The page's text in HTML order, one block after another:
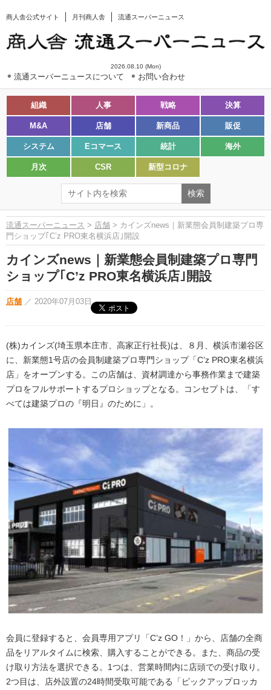
商人舎公式サイト 月刊商人舎 流通スーパーニュース
2026.08.10 (Mon)
流通スーパーニュースについて お問い合わせ
組織 人事 戦略 決算
M&A 店舗 新商品 販促
システム Eコマース 統計 海外
月次 CSR 新型コロナ
流通スーパーニュース > 店舗 > カインズnews｜新業態会員制建築プロ専
門ショップ｢C’z PRO東名横浜店｣開設
カインズnews｜新業態会員制建築プロ専門
ショップ｢C’z PRO東名横浜店｣開設
店舗 ／ 2020年07月03日
(株)カインズ(埼玉県本庄市、高家正行社長)は、８月、横浜市瀬谷区
に、新業態1号店の会員制建築プロ専門ショップ「C’z PRO東名横浜
店」をオープンする。この店舗は、資材調達から事務作業まで建築
プロをフルサポートするプロショップとなる。コンセプトは、「す
べては建築プロの『明日』のために」。
会員に登録すると、会員専用アプリ「C’z GO！」から、店舗の全商
品をリアルタイムに検索、購入することができる。また、商品の受
け取り方法を選択できる。1つは、営業時間内に店頭での受け取り。
2つ目は、店外設置の24時間受取可能である「ピックアップロッカ